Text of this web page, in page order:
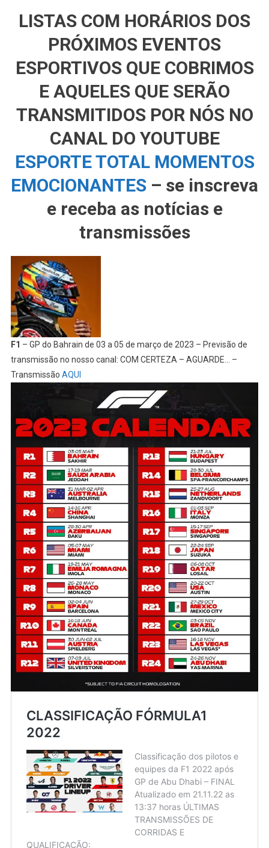
LISTAS COM HORÁRIOS DOS
PRÓXIMOS EVENTOS
ESPORTIVOS QUE COBRIMOS
E AQUELES QUE SERÃO
TRANSMITIDOS POR NÓS NO
CANAL DO YOUTUBE
ESPORTE TOTAL MOMENTOS
EMOCIONANTES – se inscreva
e receba as notícias e
transmissões
F1 – GP do Bahrain de 03 a 05 de março de 2023 – Previsão de
transmissão no nosso canal: COM CERTEZA – AGUARDE… –
Transmissão AQUI